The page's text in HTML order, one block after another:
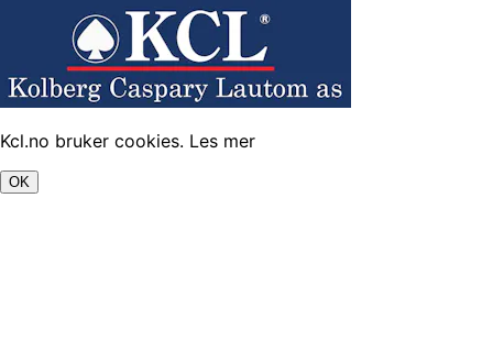
Kcl.no bruker cookies. Les mer
OK